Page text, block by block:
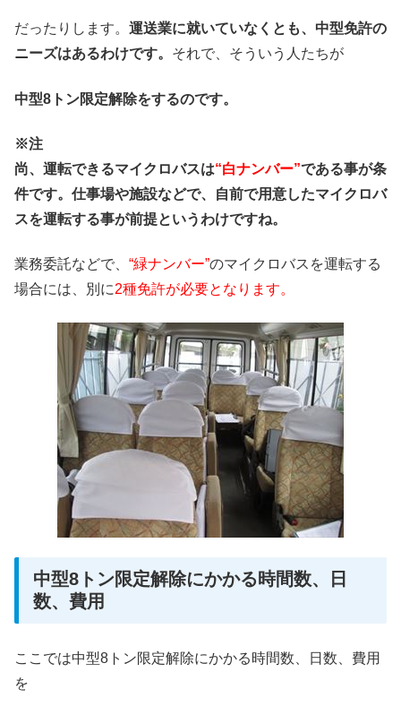
だったりします。 運送業に就いていなくとも、中型免許の
ニーズはあるわけです。 それで、そういう人たちが
中型8トン限定解除をするのです。
※注
尚、運転できるマイクロバスは“白ナンバー”である事が条
件です。仕事場や施設などで、自前で用意したマイクロバ
スを運転する事が前提というわけですね。
業務委託などで、 “緑ナンバー”のマイクロバスを運転する
場合には、別に2種免許が必要となります。
中型8トン限定解除にかかる時間数、日
数、費用
ここでは中型8トン限定解除にかかる時間数、日数、費用
を